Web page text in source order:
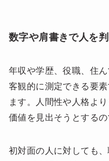
数字や肩書きで人を
年収や学歴、役職、住
客観的に測定できる要
ます。人間性や人格よ
価値を見出そうとするの
初対面の人に対しても